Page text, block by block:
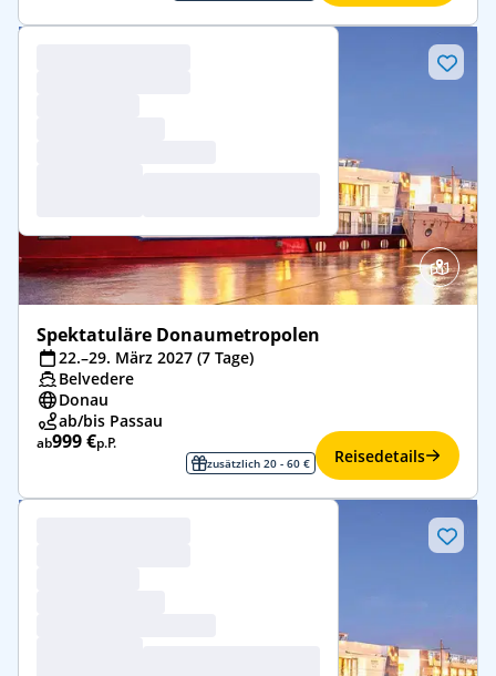
Spektatuläre Donaumetropolen
22.–29. März 2027 (7 Tage)
Belvedere
Donau
ab/bis Passau
ab999 €p.P.
zusätzlich 20 - 60 € Reisedetails